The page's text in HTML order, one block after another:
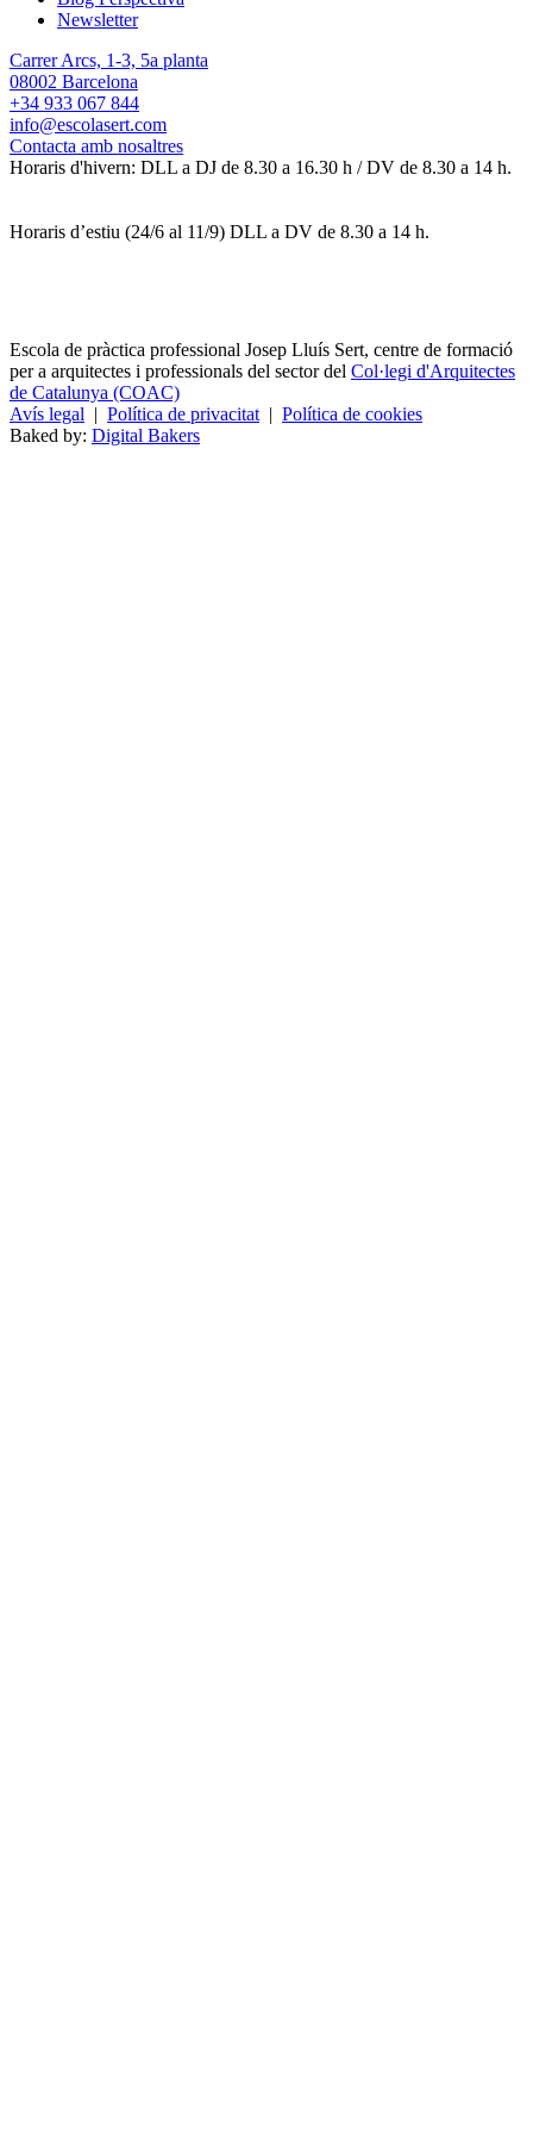
Newsletter
Carrer Arcs, 1-3, 5a planta
08002 Barcelona
+34 933 067 844
info@escolasert.com
Contacta amb nosaltres
Horaris d'hivern: DLL a DJ de 8.30 a 16.30 h / DV de 8.30 a 14 h.
Horaris d’estiu (24/6 al 11/9) DLL a DV de 8.30 a 14 h.
Escola de pràctica professional Josep Lluís Sert, centre de formació
per a arquitectes i professionals del sector del Col·legi d'Arquitectes
de Catalunya (COAC)
Avís legal | Política de privacitat | Política de cookies
Baked by: Digital Bakers